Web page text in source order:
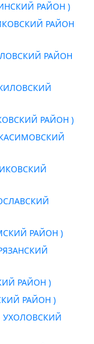
РАЙОН )
РАЙОН
РАЙОН
РАЙОН )
КАСИМОВСКИЙ
РАЙОН )
РАЙОН )
РАЙОН )
УХОЛОВСКИЙ